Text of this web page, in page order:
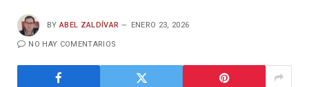
BY ABEL ZALDÍVAR ENERO 23, 2026
NO HAY COMENTARIOS